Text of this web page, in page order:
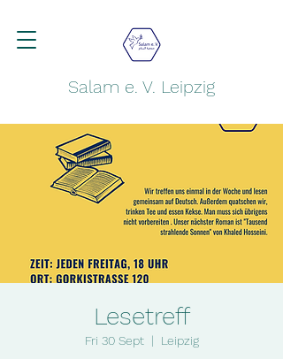
Salam e. V. Leipzig
Lesetreff
Fri 30 Sept
  |
Leipzig